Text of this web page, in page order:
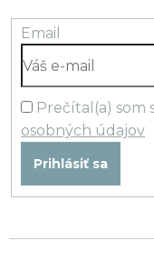
Email
Prečítal(a) som
osobných údajov
Prihlásiť sa